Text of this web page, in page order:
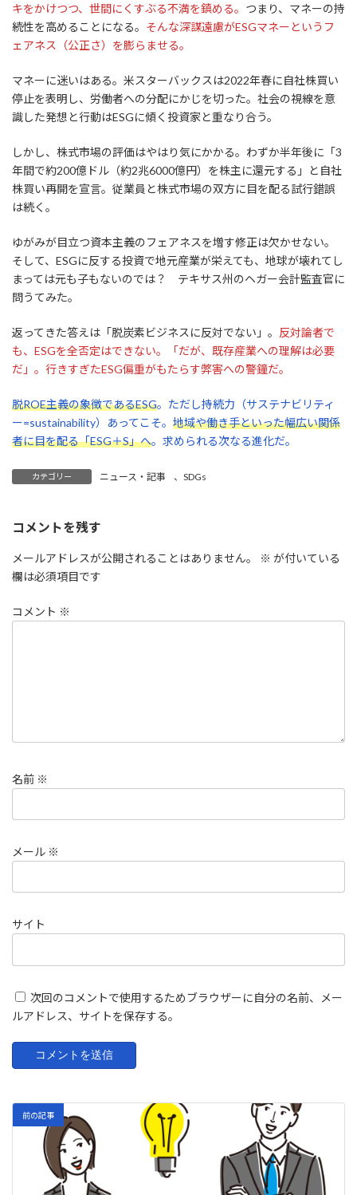
キをかけつつ、世間にくすぶる不満を鎮める。 つまり、マネーの持
続性を高めることになる。 そんな深謀遠慮がESGマネーというフ
ェアネス（公正さ）を膨らませる。
マネーに迷いはある。米スターバックスは2022年春に自社株買い
停止を表明し、労働者への分配にかじを切った。社会の視線を意
識した発想と行動はESGに傾く投資家と重なり合う。
しかし、株式市場の評価はやはり気にかかる。わずか半年後に「3
年間で約200億ドル（約2兆6000億円）を株主に還元する」と自社
株買い再開を宣言。従業員と株式市場の双方に目を配る試行錯誤
は続く。
ゆがみが目立つ資本主義のフェアネスを増す修正は欠かせない。
そして、ESGに反する投資で地元産業が栄えても、地球が壊れてし
まっては元も子もないのでは？ テキサス州のヘガー会計監査官に
問うてみた。
返ってきた答えは「脱炭素ビジネスに反対でない」。 反対論者で
も、ESGを全否定はできない。「だが、既存産業への理解は必要
だ」。行きすぎたESG偏重がもたらす弊害への警鐘だ。
脱ROE主義の象徴であるESG。ただし持続力（サステナビリティ
ー=sustainability）あってこそ。 地域や働き手といった幅広い関係
者に目を配る「ESG＋S」へ。求められる次なる進化だ。
カテゴリー ニュース・記事 、 SDGs
コメントを残す
メールアドレスが公開されることはありません。 ※ が付いている
欄は必須項目です
コメント ※
名前 ※
メール ※
サイト
次回のコメントで使用するためブラウザーに自分の名前、メー
ルアドレス、サイトを保存する。
前の記事